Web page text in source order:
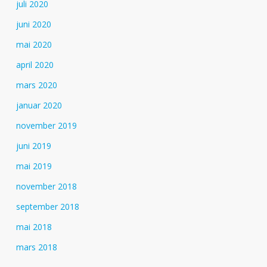
juli 2020
juni 2020
mai 2020
april 2020
mars 2020
januar 2020
november 2019
juni 2019
mai 2019
november 2018
september 2018
mai 2018
mars 2018